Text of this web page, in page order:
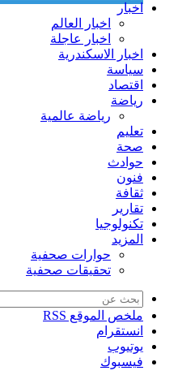
اخبار
اخبار العالم
اخبار عاجلة
اخبار الاسكندرية
سياسة
اقتصاد
رياضة
رياضة عالمية
تعليم
صحة
حوادث
فنون
ثقافة
تقارير
تكنولوجيا
المزيد
حوارات صحفية
تحقيقات صحفية
ملخص الموقع RSS
انستقرام
يوتيوب
فيسبوك